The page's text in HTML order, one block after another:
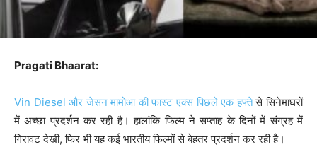
Pragati Bhaarat:
Vin Diesel और जेसन मामोआ की फास्ट एक्स पिछले एक हफ्तेसे सिनेमाघरों
में अच्छा प्रदर्शन कर रही है। हालांकि फिल्म ने सप्ताह के दिनों में संग्रह में
गिरावट देखी, फिर भी यह कई भारतीय फिल्मों से बेहतर प्रदर्शन कर रही है।